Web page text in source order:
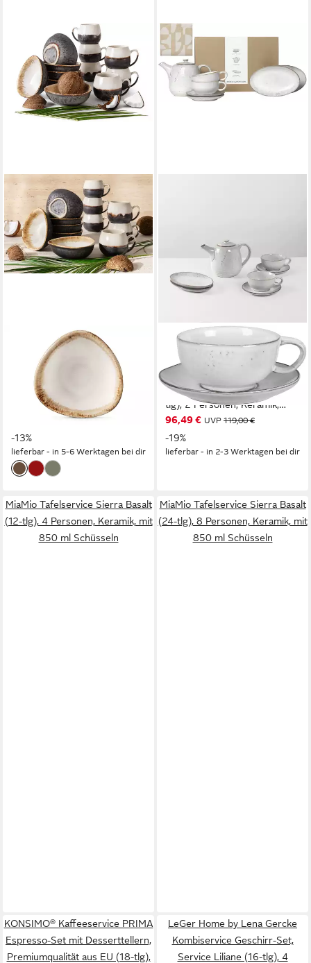
KONSIMO®
Frühstücks-Geschirrset
PRIMA kleines Frühstücksset,
Premiumqualität aus EU (12-
tlg), 6 Personen, Keramik, 6x
Müslischale 400 ml, 6x
Becher 400 ml, luxuriöses
Qualitätsprodukt
229,00 €
-13%
lieferbar - in 5-6 Werktagen bei dir
BROSTE COPENHAGEN
Teeservice Single Geschirr-
Set Nordic Sand, inkl. 1
Päckchen Papierserviette (8-
tlg), 2 Personen, Keramik,
Beliebte Geschirr Sets
Exclusiv mit Geschenk
96,49 € UVP 119,00 €
-19%
lieferbar - in 2-3 Werktagen bei dir
MiaMio Tafelservice Sierra Basalt
(12-tlg), 4 Personen, Keramik, mit
850 ml Schüsseln
MiaMio Tafelservice Sierra Basalt
(24-tlg), 8 Personen, Keramik, mit
850 ml Schüsseln
KONSIMO® Kaffeeservice PRIMA
Espresso-Set mit Desserttellern,
Premiumqualität aus EU (18-tlg),
LeGer Home by Lena Gercke
Kombiservice Geschirr-Set,
Service Liliane (16-tlg), 4